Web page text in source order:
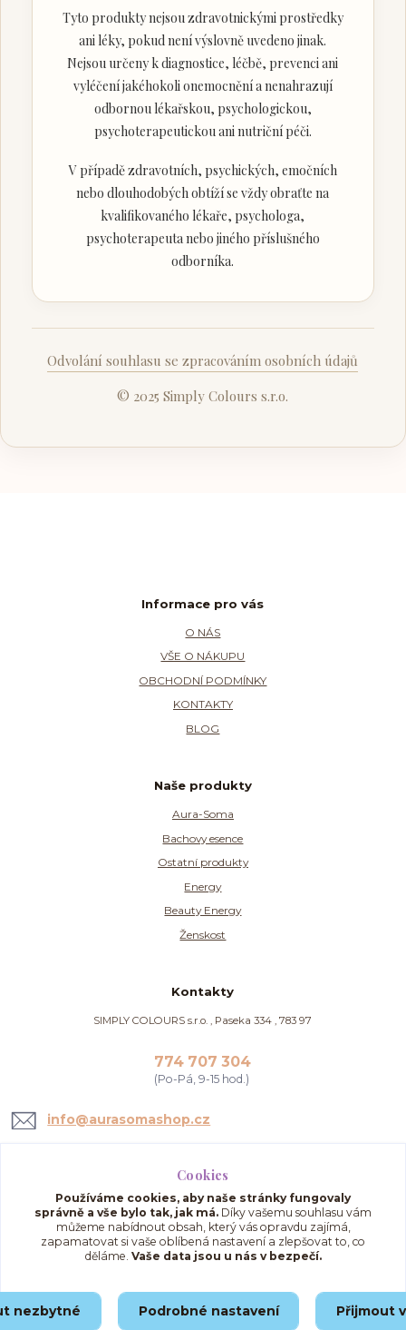
Tyto produkty nejsou zdravotnickými prostředky
ani léky, pokud není výslovně uvedeno jinak.
Nejsou určeny k diagnostice, léčbě, prevenci ani
vyléčení jakéhokoli onemocnění a nenahrazují
odbornou lékařskou, psychologickou,
psychoterapeutickou ani nutriční péči.
V případě zdravotních, psychických, emočních
nebo dlouhodobých obtíží se vždy obraťte na
kvalifikovaného lékaře, psychologa,
psychoterapeuta nebo jiného příslušného
odborníka.
Odvolání souhlasu se zpracováním osobních údajů
© 2025 Simply Colours s.r.o.
Informace pro vás
O NÁS
VŠE O NÁKUPU
OBCHODNÍ PODMÍNKY
KONTAKTY
BLOG
Naše produkty
Aura-Soma
Bachovy esence
Ostatní produkty
Energy
Beauty Energy
Ženskost
Kontakty
SIMPLY COLOURS s.r.o. , Paseka 334 , 783 97
774 707 304
(Po-Pá, 9-15 hod.)
info@aurasomashop.cz
Upravit sběr cookies.
© 2025 AuraSomaShop.cz – provozovatel Simply Colours s.r.o., IČO: 02562286, se
Cookies
Používáme cookies, aby naše stránky fungovaly
správně a vše bylo tak, jak má. Díky vašemu souhlasu vám
můžeme nabídnout obsah, který vás opravdu zajímá,
zapamatovat si vaše oblíbená nastavení a zlepšovat to, co
děláme. Vaše data jsou u nás v bezpečí.
nezbytné Podrobné nastavení Přijmout